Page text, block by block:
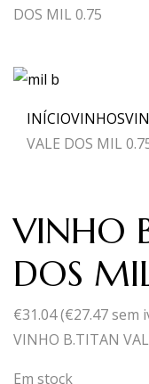
DOS MIL 0.75
INÍCIOVINHOS
VALE DOS MIL
VINHO
DOS
€31.04(€27.47sem
VINHO B.TITAN
Em stock